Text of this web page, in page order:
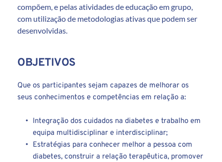
compõem, e pelas atividades de educação em grupo,
com utilização de metodologias ativas que podem ser
desenvolvidas.
OBJETIVOS
Que os participantes sejam capazes de melhorar os
seus conhecimentos e competências em relação a:
Integração dos cuidados na diabetes e trabalho em
equipa multidisciplinar e interdisciplinar;
Estratégias para conhecer melhor a pessoa com
diabetes, construir a relação terapêutica, promover